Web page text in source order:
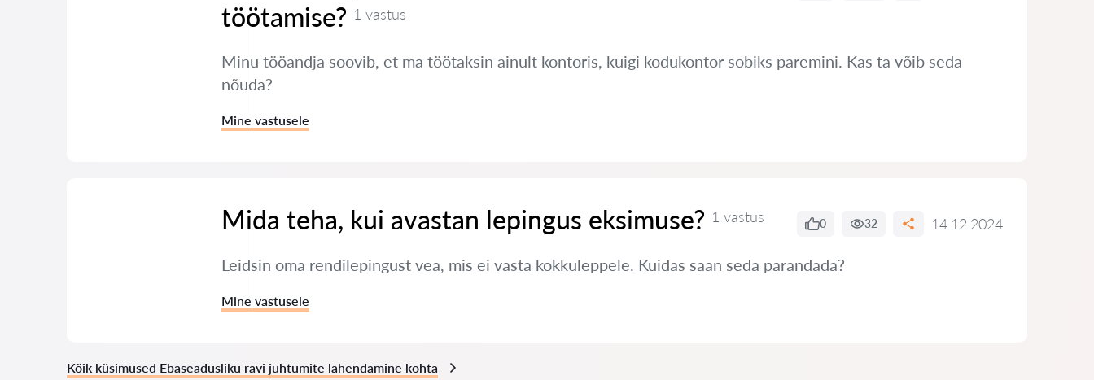
töötamise? 1 vastus
Minu tööandja soovib, et ma töötaksin ainult kontoris, kuigi kodukontor sobiks paremini. Kas ta võib seda
nõuda?
Mine vastusele
Mida teha, kui avastan lepingus eksimuse? 1 vastus 0 32 14.12.2024
Leidsin oma rendilepingust vea, mis ei vasta kokkuleppele. Kuidas saan seda parandada?
Mine vastusele
Kõik küsimused Ebaseadusliku ravi juhtumite lahendamine kohta